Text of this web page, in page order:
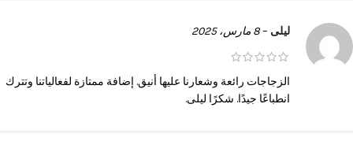
ليلى –8 مارس، 2025
الزجاجات رائعة وشعارنا عليها أنيق. إضافة ممتازة لفعالياتنا وتترك
انطباعًا جيدًا. شكرًا ليلى.